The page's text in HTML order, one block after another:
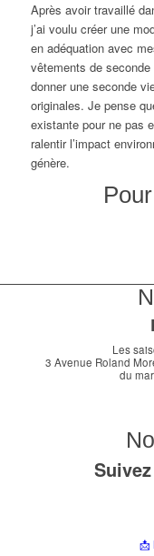
Après avoir travaillé
j’ai voulu créer une
en adéquation avec
vêtements de
donner une seconde
originales. Je pense
existante pour ne pas
ralentir l’impact
génère.
Les
3 Avenue Roland
du
📩